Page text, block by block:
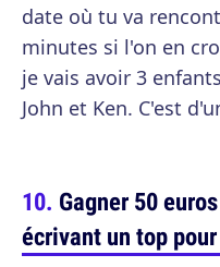
date où tu va
minutes si l'on en
je vais avoir 3
John et Ken. C'est
Gagner 50
écrivant un top